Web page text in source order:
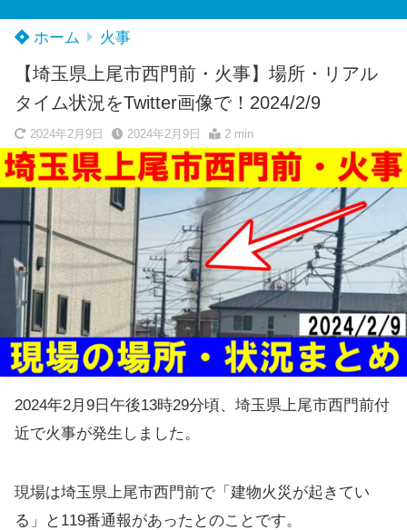
ホーム 火事
【埼玉県上尾市西門前・火事】場所・リアル
タイム状況をTwitter画像で！2024/2/9
2024年2月9日 2024年2月9日 2 min
2024年2月9日午後13時29分頃、埼玉県上尾市西門前付
近で火事が発生しました。
現場は埼玉県上尾市西門前で「建物火災が起きてい
る」と119番通報があったとのことです。